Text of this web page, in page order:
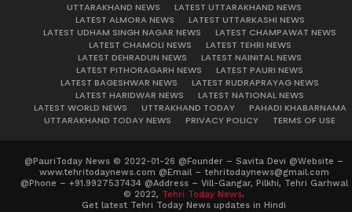
UTTARAKHAND NEWS
LATEST UTTARAKHAND NEWS
LATEST ALMORA NEWS
LATEST UTTARKASHI NEWS
LATEST UDHAM SINGH NAGAR NEWS
LATEST CHAMPAWAT NEWS
LATEST CHAMOLI NEWS
LATEST TEHRI NEWS
LATEST DEHRADUN NEWS
LATEST NAINITAL NEWS
LATEST PITHORAGARH NEWS
LATEST PAURI NEWS
LATEST BAGESHWAR NEWS
LATEST RUDRAPRAYAG NEWS
LATEST HARIDWAR NEWS
LATEST NATIONAL NEWS
LATEST WORLD NEWS
UTTRAKHAND TODAY
PAHADI KHABARNAMA
UTTARAKHAND TODAY NEWS
PRIVACY POLICY TERMS OF USE
@PauriToday News © 2022-01-26 @Founder – Savita Devi @Website –
www.tehritodaynews.com @Email – tehritodaynews@gmail.com
@Phone – +91.9927537434 @Address – Vill-Gangar, Pilkhi, Tehri Garhwal
© 2022, Tehri Today News.
Get latest Tehri Today News updates in Hindi